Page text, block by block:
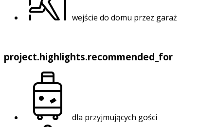
wejście do domu przez garaż
project.highlights.recommended_for
dla przyjmujących gości